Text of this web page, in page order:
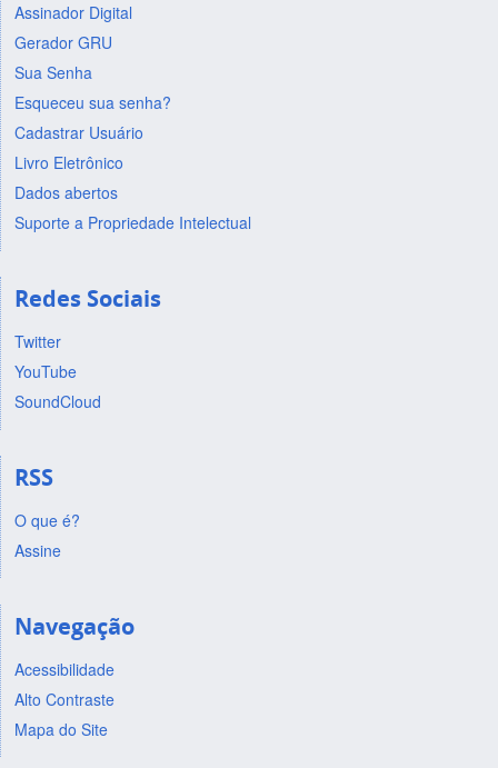
Assinador Digital
Gerador GRU
Sua Senha
Esqueceu sua senha?
Cadastrar Usuário
Livro Eletrônico
Dados abertos
Suporte a Propriedade Intelectual
Redes Sociais
Twitter
YouTube
SoundCloud
RSS
O que é?
Assine
Navegação
Acessibilidade
Alto Contraste
Mapa do Site